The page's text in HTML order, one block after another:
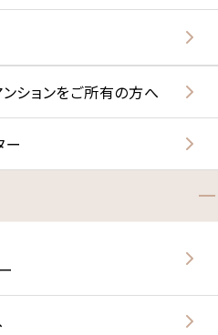
ションをご所有の方へ
ー